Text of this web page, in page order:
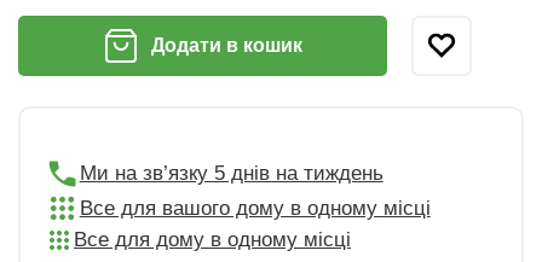
Додати в кошик
Ми на зв’язку 5 днів на тиждень
Все для вашого дому в одному місці
Все для дому в одному місці